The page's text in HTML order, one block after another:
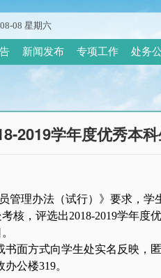
08 星期六
新闻发布 专项工作 处务
2019学年度优秀本
管理办法（试行）》要求，学
核，评选出2018-2019学年度
面方式向学生处实名反映，
公楼319。